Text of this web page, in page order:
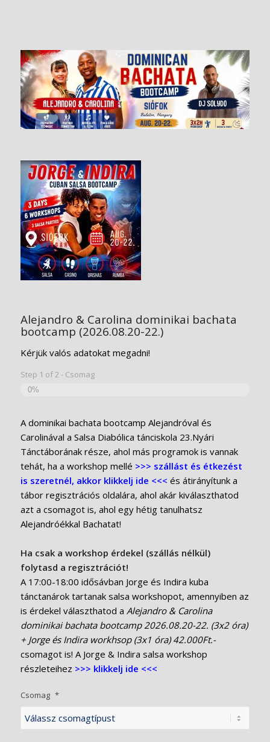
Alejandro & Carolina dominikai bachata
bootcamp (2026.08.20-22.)
Kérjük valós adatokat megadni!
Step 1 of2 - Csomag
0%
A dominikai bachata bootcamp Alejandróval és
Carolinával a Salsa Diabólica tánciskola 23.Nyári
Tánctáborának része, ahol más programok is vannak
tehát, ha a workshop mellé >>> szállást és étkezést
is szeretnél, akkor klikkelj ide <<< és átirányítunk a
tábor regisztrációs oldalára, ahol akár kiválaszthatod
azt a csomagot is, ahol egy hétig tanulhatsz
Alejandróékkal Bachatat!
Ha csak a workshop érdekel (szállás nélkül)
folytasd a regisztrációt!
A 17:00-18:00 idősávban Jorge és Indira kuba
tánctanárok tartanak salsa workshopot, amennyiben az
is érdekel választhatod a Alejandro & Carolina
dominikai bachata bootcamp 2026.08.20-22. (3x2 óra)
+ Jorge és Indira workhsop (3x1 óra) 42.000Ft.-
csomagot is! A Jorge & Indira salsa workshop
részleteihez >>> klikkelj ide <<<
Csomag *